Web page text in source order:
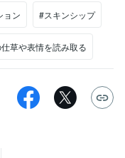
ョン #スキンシップ
草や表情を読み取る